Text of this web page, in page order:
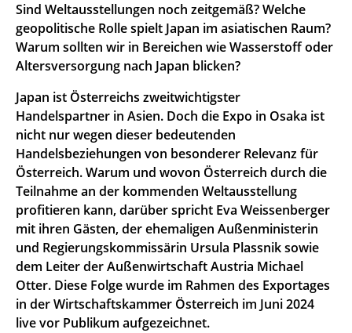
Sind Weltausstellungen noch zeitgemäß? Welche
geopolitische Rolle spielt Japan im asiatischen Raum?
Warum sollten wir in Bereichen wie Wasserstoff oder
Altersversorgung nach Japan blicken?
Japan ist Österreichs zweitwichtigster
Handelspartner in Asien. Doch die Expo in Osaka ist
nicht nur wegen dieser bedeutenden
Handelsbeziehungen von besonderer Relevanz für
Österreich. Warum und wovon Österreich durch die
Teilnahme an der kommenden Weltausstellung
profitieren kann, darüber spricht Eva Weissenberger
mit ihren Gästen, der ehemaligen Außenministerin
und Regierungskommissärin Ursula Plassnik sowie
dem Leiter der Außenwirtschaft Austria Michael
Otter. Diese Folge wurde im Rahmen des Exportages
in der Wirtschaftskammer Österreich im Juni 2024
live vor Publikum aufgezeichnet.